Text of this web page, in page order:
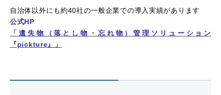
自治体以外にも約40社の一般企業での導入実績があります
公式HP
「遺失物（落とし物・忘れ物）管理ソリューション
『pickture』」